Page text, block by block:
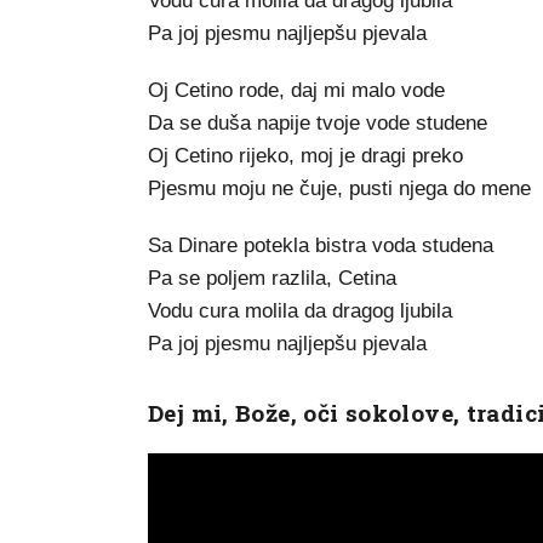
Pa joj pjesmu najljepšu pjevala
Oj Cetino rode, daj mi malo vode
Da se duša napije tvoje vode studene
Oj Cetino rijeko, moj je dragi preko
Pjesmu moju ne čuje, pusti njega do mene
Sa Dinare potekla bistra voda studena
Pa se poljem razlila, Cetina
Vodu cura molila da dragog ljubila
Pa joj pjesmu najljepšu pjevala
Dej mi, Bože, oči sokolove,